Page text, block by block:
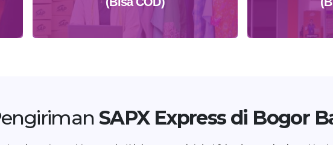
SAPX Express di Bogor